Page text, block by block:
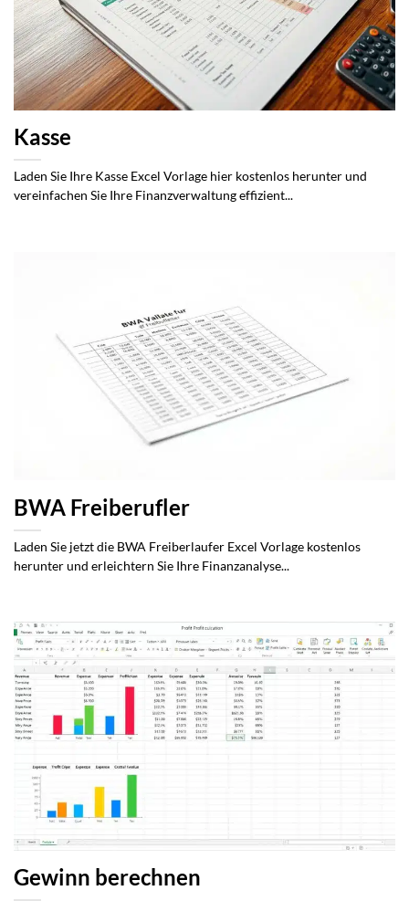
Kasse
Laden Sie Ihre Kasse Excel Vorlage hier kostenlos herunter und
vereinfachen Sie Ihre Finanzverwaltung effizient...
BWA Freiberufler
Laden Sie jetzt die BWA Freiberlaufer Excel Vorlage kostenlos
herunter und erleichtern Sie Ihre Finanzanalyse...
Gewinn berechnen